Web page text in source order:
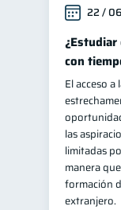
22 /
con
El acceso
las
limitadas
manera
formación
extranjero.